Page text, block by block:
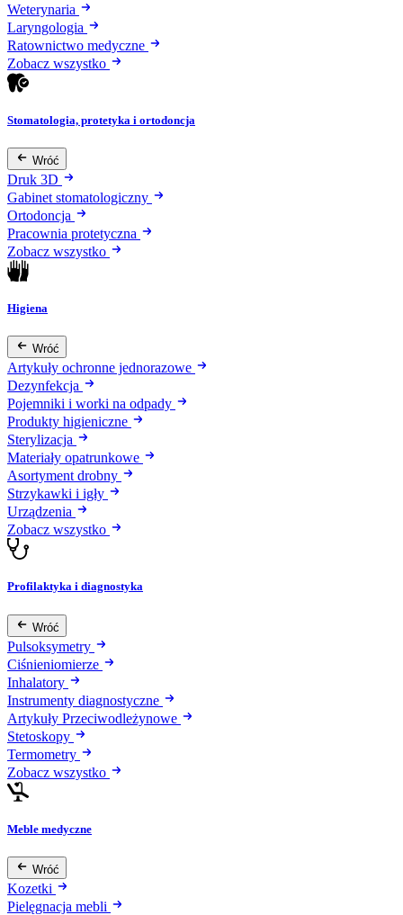
Weterynaria
Laryngologia
Ratownictwo medyczne
Zobacz wszystko
Stomatologia, protetyka i ortodoncja
Wróć
Druk 3D
Gabinet stomatologiczny
Ortodoncja
Pracownia protetyczna
Zobacz wszystko
Higiena
Wróć
Artykuły ochronne jednorazowe
Dezynfekcja
Pojemniki i worki na odpady
Produkty higieniczne
Sterylizacja
Materiały opatrunkowe
Asortyment drobny
Strzykawki i igły
Urządzenia
Zobacz wszystko
Profilaktyka i diagnostyka
Wróć
Pulsoksymetry
Ciśnieniomierze
Inhalatory
Instrumenty diagnostyczne
Artykuły Przeciwodleżynowe
Stetoskopy
Termometry
Zobacz wszystko
Meble medyczne
Wróć
Kozetki
Pielęgnacja mebli